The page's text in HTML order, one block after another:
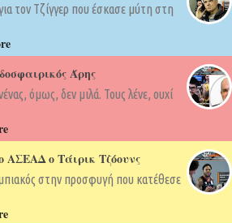
τον Τζίγγερ που έσκασε μύτη στη
Άρης
όμως, δεν μιλά. Τους λένε, ουχί
ο Τάιρικ Τζόουνς
στην προσφυγή που κατέθεσε